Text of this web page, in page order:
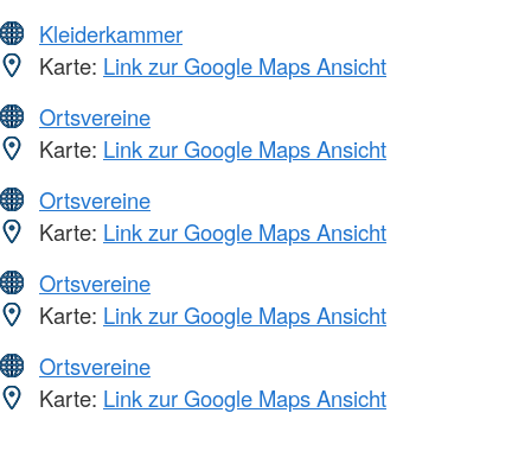
Kleiderkammer
Karte: Link zur Google Maps Ansicht
Ortsvereine
Karte: Link zur Google Maps Ansicht
Ortsvereine
Karte: Link zur Google Maps Ansicht
Ortsvereine
Karte: Link zur Google Maps Ansicht
Ortsvereine
Karte: Link zur Google Maps Ansicht